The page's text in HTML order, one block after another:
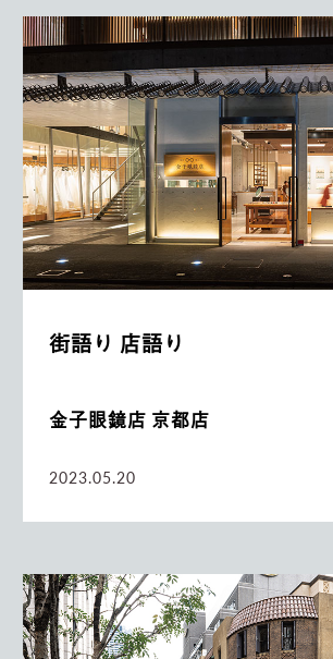
街語り 店語り
金子眼鏡店 京都店
2023.05.20